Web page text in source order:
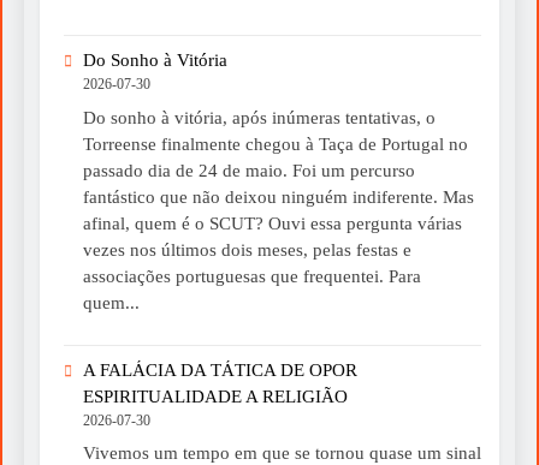
Do Sonho à Vitória
2026-07-30
Do sonho à vitória, após inúmeras tentativas, o
Torreense finalmente chegou à Taça de Portugal no
passado dia de 24 de maio. Foi um percurso
fantástico que não deixou ninguém indiferente. Mas
afinal, quem é o SCUT? Ouvi essa pergunta várias
vezes nos últimos dois meses, pelas festas e
associações portuguesas que frequentei. Para
quem...
A FALÁCIA DA TÁTICA DE OPOR
ESPIRITUALIDADE A RELIGIÃO
2026-07-30
Vivemos um tempo em que se tornou quase um sinal